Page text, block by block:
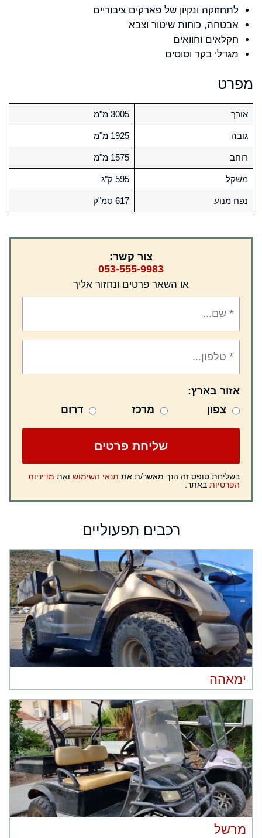
לתחזוקה ונקיון של פארקים ציבוריים
אבטחה, כוחות שיטור וצבא
חקלאים וחוואים
מגדלי בקר וסוסים
מפרט
אורך 3005 מ"מ
גובה 1925 מ"מ
רוחב 1575 מ"מ
משקל 595 ק"ג
נפח מנוע 617 סמ"ק
צור קשר:
053-555-9983
או השאר פרטים ונחזור אליך
אזור בארץ:
צפון
מרכז דרום
בשליחת טופס זה הנך מאשר/ת את תנאי השימוש ואת מדיניות
הפרטיות באתר.
רכבים תפעוליים
ימאהה
מרשל